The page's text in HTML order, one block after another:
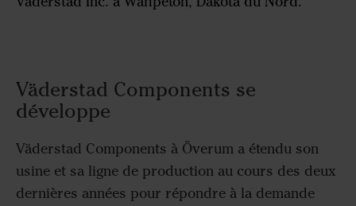
Väderstad Components se
développe
Väderstad Components à Överum a étendu son
usine et sa ligne de production au cours des deux
dernières années pour répondre à la demande